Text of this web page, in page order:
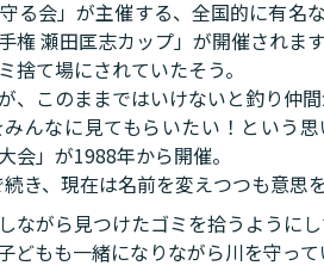
る会」が主催する、全国的に有名
権 瀬田匡志カップ」が開催されます
捨て場にされていたそう。
、このままではいけないと釣り仲
んなに見てもらいたい！という
会」が1988年から開催。
き、現在は名前を変えつつも意思
ながら見つけたゴミを拾うようにし
どもも一緒になりながら川を守って